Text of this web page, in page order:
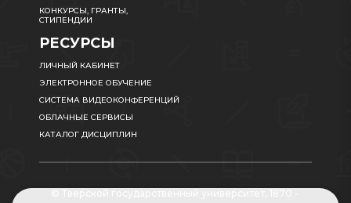
КОНКУРСЫ, ГРАНТЫ,
СТИПЕНДИИ
РЕСУРСЫ
ЛИЧНЫЙ КАБИНЕТ
ЭЛЕКТРОННОЕ ОБУЧЕНИЕ
СИСТЕМА ВИДЕОКОНФЕРЕНЦИЙ
ОБЛАЧНЫЕ СЕРВИСЫ
КАТАЛОГ ДИСЦИПЛИН